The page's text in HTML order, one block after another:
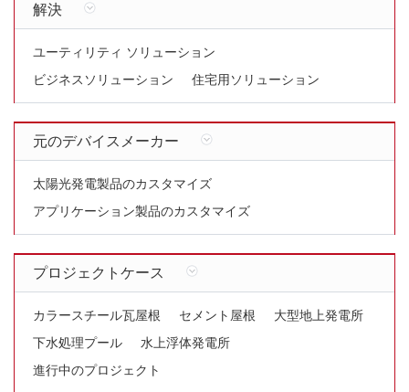
解決
ユーティリティ ソリューション
ビジネスソリューション
住宅用ソリューション
元のデバイスメーカー
太陽光発電製品のカスタマイズ
アプリケーション製品のカスタマイズ
プロジェクトケース
カラースチール瓦屋根 セメント屋根
大型地上発電所
下水処理プール
水上浮体発電所
進行中のプロジェクト